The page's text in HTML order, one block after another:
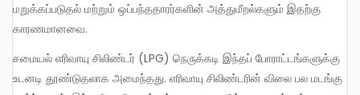
மறுக்கப்படுதல் மற்றும் ஒப்பந்ததாரர்களின் அத்துமீறல்களும் இதற்கு
காரணமானவை.
சமையல் எரிவாயு சிலிண்டர் (LPG) நெருக்கடி இந்தப் போராட்டங்களுக்கு
உடனடி தூண்டுதலாக அமைந்தது. எரிவாயு சிலிண்டரின் விலை பல மடங்கு